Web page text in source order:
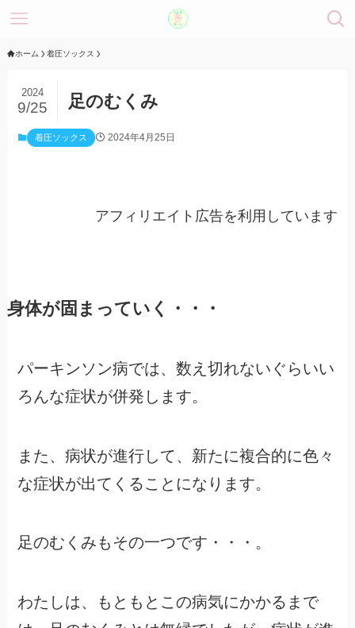
ホーム 着圧ソックス
足のむくみ
2024
9/25
着圧ソックス 2024年4月25日
アフィリエイト広告を利用しています
身体が固まっていく・・・
パーキンソン病では、数え切れないぐらいい
ろんな症状が併発します。
また、病状が進行して、新たに複合的に色々
な症状が出てくることになります。
足のむくみもその一つです・・・。
わたしは、もともとこの病気にかかるまで